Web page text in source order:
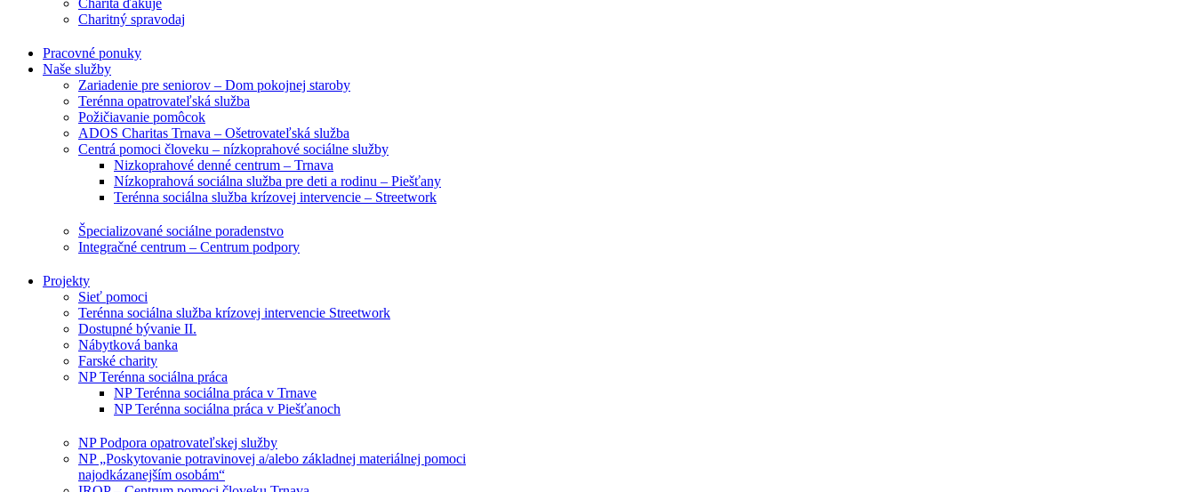
Charitný spravodaj
Pracovné ponuky
Naše služby
Zariadenie pre seniorov – Dom pokojnej staroby
Terénna opatrovateľská služba
Požičiavanie pomôcok
ADOS Charitas Trnava – Ošetrovateľská služba
Centrá pomoci človeku – nízkoprahové sociálne služby
Nizkoprahové denné centrum – Trnava
Nízkoprahová sociálna služba pre deti a rodinu – Piešťany
Terénna sociálna služba krízovej intervencie – Streetwork
Špecializované sociálne poradenstvo
Integračné centrum – Centrum podpory
Projekty
Sieť pomoci
Terénna sociálna služba krízovej intervencie Streetwork
Dostupné bývanie II.
Nábytková banka
Farské charity
NP Terénna sociálna práca
NP Terénna sociálna práca v Trnave
NP Terénna sociálna práca v Piešťanoch
NP Podpora opatrovateľskej služby
NP „Poskytovanie potravinovej a/alebo základnej materiálnej pomoci
najodkázanejším osobám“